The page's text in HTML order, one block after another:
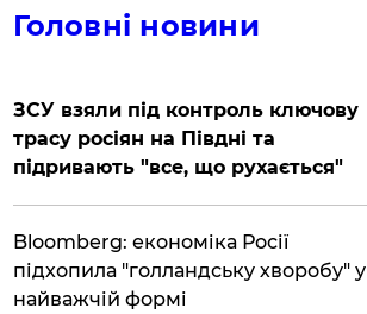
Головні новини
ЗСУ взяли під контроль ключову
трасу росіян на Півдні та
підривають "все, що рухається"
Bloomberg: економіка Росії
підхопила "голландську хворобу" у
найважчій формі